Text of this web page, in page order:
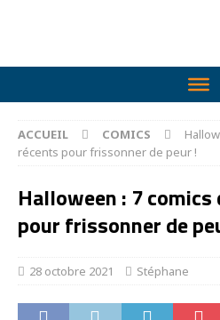
ACCUEIL COMICS
récents pour frissonner de peur !
Halloween : 7
pour frissonner de
28 octobre 2021 Stéphane